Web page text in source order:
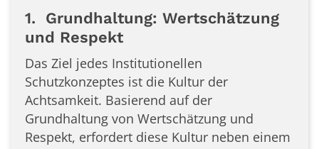
1. Grundhaltung: Wertschätzung
und Respekt
Das Ziel jedes Institutionellen
Schutzkonzeptes ist die Kultur der
Achtsamkeit. Basierend auf der
Grundhaltung von Wertschätzung und
Respekt, erfordert diese Kultur neben einem